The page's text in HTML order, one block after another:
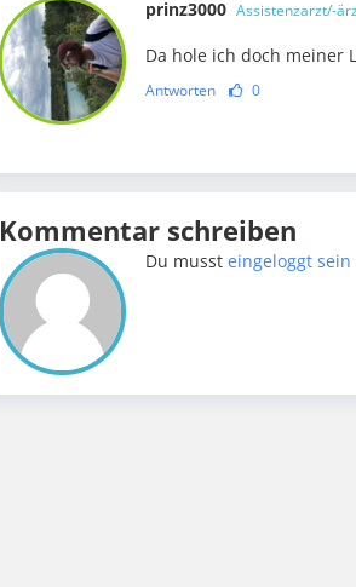
prinz3000 Assistenzarzt/-
Da hole ich doch meiner
Antworten 0
Kommentar schreiben
Du mussteingeloggt sein